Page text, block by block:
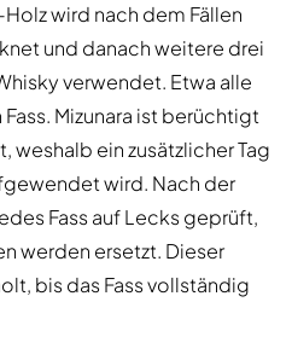
wird nach dem Fällen
und danach weitere drei
verwendet. Etwa alle
Mizunara ist berüchtigt
weshalb ein zusätzlicher Tag
wird. Nach der
Fass auf Lecks geprüft,
werden ersetzt. Dieser
bis das Fass vollständig